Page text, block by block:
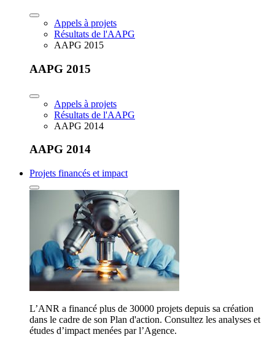
Appels à projets
Résultats de l'AAPG
AAPG 2015
AAPG 2015
Appels à projets
Résultats de l'AAPG
AAPG 2014
AAPG 2014
Projets financés et impact
L’ANR a financé plus de 30000 projets depuis sa création
dans le cadre de son Plan d'action. Consultez les analyses et
études d’impact menées par l’Agence.